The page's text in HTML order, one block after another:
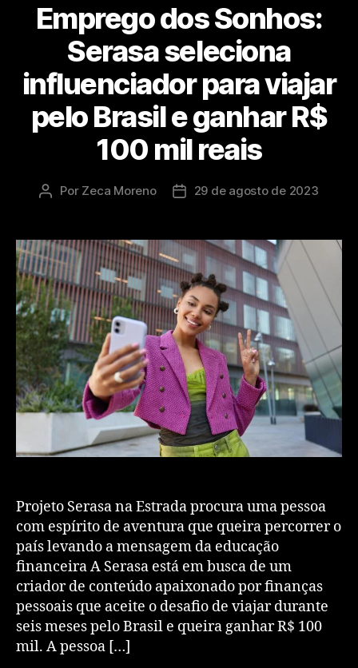
Emprego dos Sonhos:
Serasa seleciona
influenciador para viajar
pelo Brasil e ganhar R$
100 mil reais
Por Zeca Moreno 29 de agosto de 2023
Projeto Serasa na Estrada procura uma pessoa
com espírito de aventura que queira percorrer o
país levando a mensagem da educação
financeira A Serasa está em busca de um
criador de conteúdo apaixonado por finanças
pessoais que aceite o desafio de viajar durante
seis meses pelo Brasil e queira ganhar R$ 100
mil. A pessoa […]